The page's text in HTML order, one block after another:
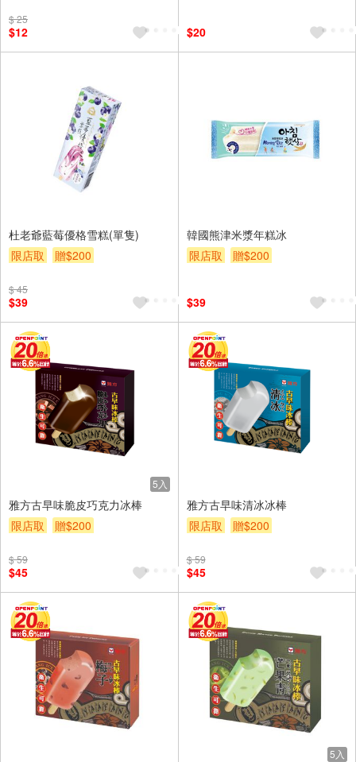
$ 25
$12 $20
杜老爺藍莓優格雪糕(單隻)
限店取
贈$200
$ 45
$39
韓國熊津米漿年糕冰
限店取
贈$200
$39
5入
雅方古早味脆皮巧克力冰棒
限店取
贈$200
$ 59
$45
雅方古早味清冰冰棒
限店取
贈$200
$ 59
$45
5入